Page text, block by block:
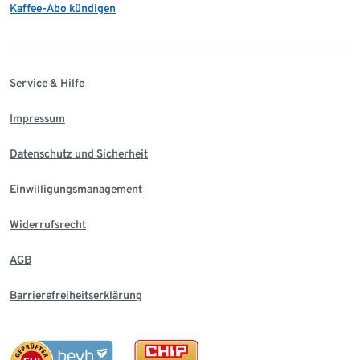
Kaffee-Abo kündigen
Service & Hilfe
Impressum
Datenschutz und Sicherheit
Einwilligungsmanagement
Widerrufsrecht
AGB
Barrierefreiheitserklärung